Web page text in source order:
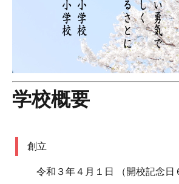
学校概要
創立
令和３年４月１日 （開校記念日